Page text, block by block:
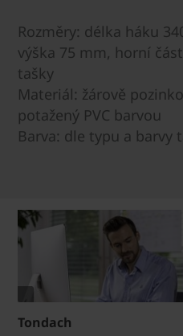
Rozměry: délka háku
výška 75 mm, horní
tašky
Materiál: žárově
potažený PVC barvou
Barva: dle typu a barvy
Tondach